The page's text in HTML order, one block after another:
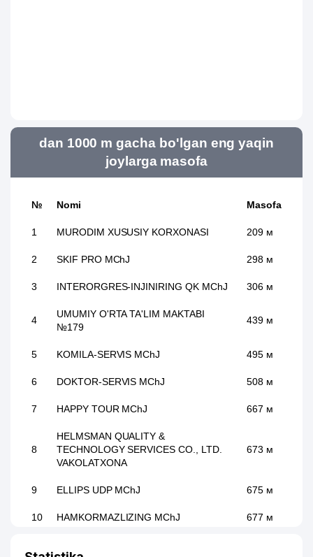
dan 1000 m gacha bo'lgan eng yaqin
joylarga masofa
№ Nomi Masofa
1 MURODIM XUSUSIY KORXONASI 209 м
2 SKIF PRO MChJ 298 м
3 INTERORGRES-INJINIRING QK MChJ 306 м
4
UMUMIY O'RTA TA'LIM MAKTABI
№179
439 м
5 KOMILA-SERVIS MChJ 495 м
6 DOKTOR-SERVIS MChJ 508 м
7 HAPPY TOUR MChJ 667 м
8
HELMSMAN QUALITY &
TECHNOLOGY SERVICES CO., LTD.
VAKOLATXONA
673 м
9 ELLIPS UDP MChJ 675 м
10 HAMKORMAZLIZING MChJ 677 м